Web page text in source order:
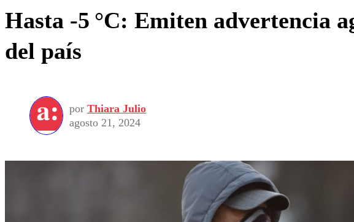
Hasta -5 °C: Emiten advertencia
del país
por Thiara Julio
agosto 21, 2024